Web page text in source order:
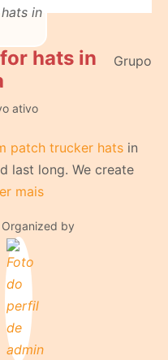
hats in
Grupo
ativo
patch trucker hats in
last long. We create
mais
Organized by